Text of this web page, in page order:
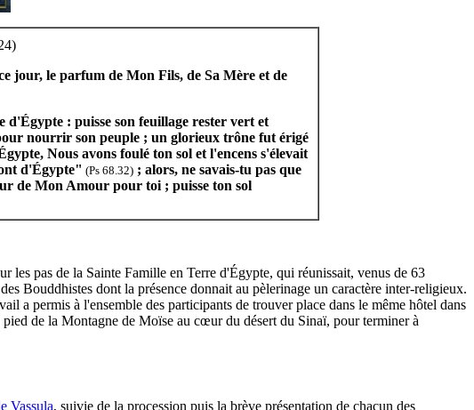
jour, le parfum de Mon Fils, de Sa Mère et de
d'Égypte : puisse son feuillage rester vert et
nourrir son peuple ; un glorieux trône fut érigé
Nous avons foulé ton sol et l'encens s'élevait
d'Égypte" (Ps 68.32) ; alors, ne savais-tu pas que
de Mon Amour pour toi ; puisse ton sol
les pas de la Sainte Famille en Terre d'Égypte, qui réunissait, venus de 63
Bouddhistes dont la présence donnait au pèlerinage un caractère inter-religieux.
a permis à l'ensemble des participants de trouver place dans le même hôtel dans
de la Montagne de Moïse au cœur du désert du Sinaï, pour terminer à
Vassula, suivie de la procession puis la brève présentation de chacun des